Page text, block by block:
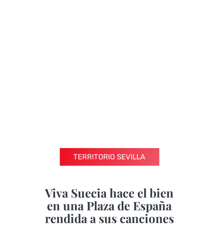
TERRITORIO SEVILLA
Viva Suecia hace el bien
en una Plaza de España
rendida a sus canciones